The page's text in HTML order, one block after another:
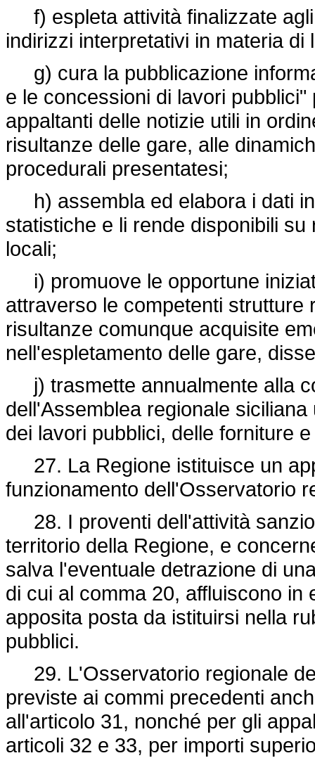
f) espleta attività finalizzate
indirizzi interpretativi in materia di
g) cura la pubblicazione
e le concessioni di lavori
appaltanti delle notizie utili in
risultanze delle gare, alle
procedurali presentatesi;
h) assembla ed elabora i dati
statistiche e li rende disponibili
locali;
i) promuove le opportune
attraverso le competenti strutture
risultanze comunque acquisite
nell'espletamento delle gare,
j) trasmette annualmente alla
dell'Assemblea regionale
dei lavori pubblici, delle forniture
27. La Regione istituisce un
funzionamento dell'Osservatorio
28. I proventi dell'attività
territorio della Regione, e
salva l'eventuale detrazione di
di cui al comma 20, affluiscono in
apposita posta da istituirsi nella
pubblici.
29. L'Osservatorio regionale
previste ai commi precedenti
all'articolo 31, nonché per gli
articoli 32 e 33, per importi